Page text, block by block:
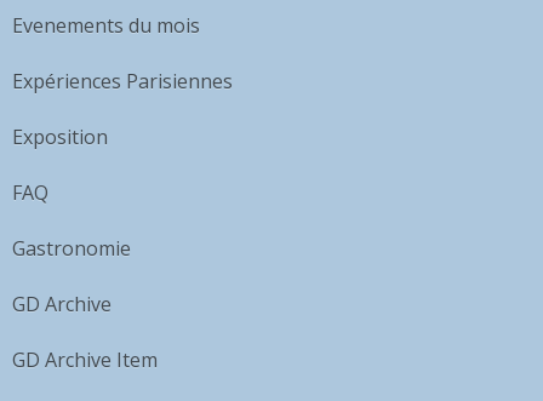
Evenements du mois
Expériences Parisiennes
Exposition
FAQ
Gastronomie
GD Archive
GD Archive Item